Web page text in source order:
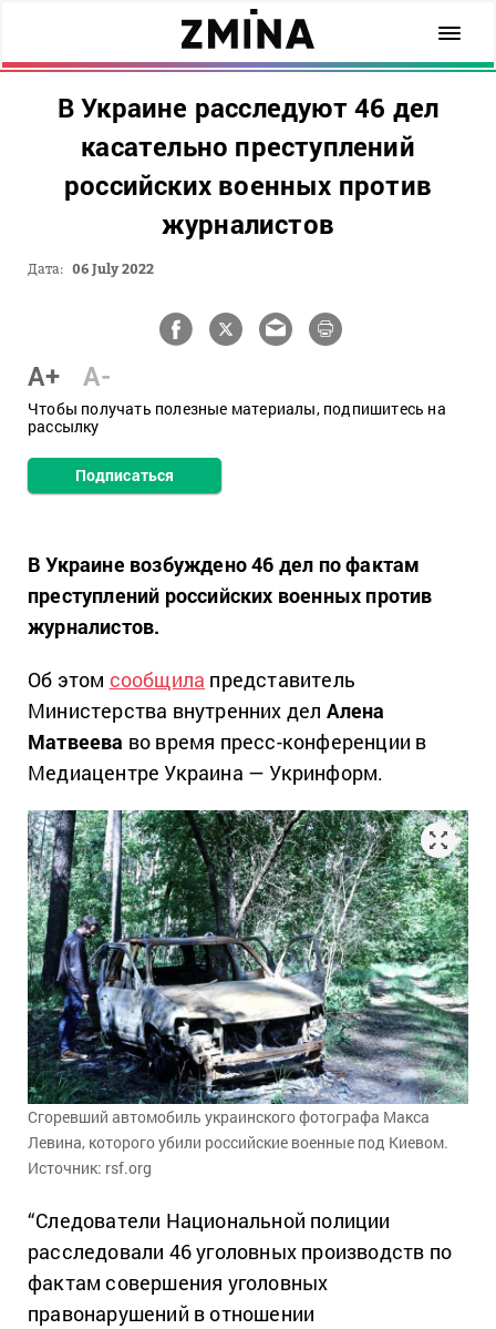
В Украине расследуют 46 дел
касательно преступлений
российских военных против
журналистов
Дата: 06 July 2022
A+ A-
Чтобы получать полезные материалы, подпишитесь на
рассылку
Подписаться
В Украине возбуждено 46 дел по фактам
преступлений российских военных против
журналистов.
Об этом сообщила представитель
Министерства внутренних дел Алена
Матвеева во время пресс-конференции в
Медиацентре Украина — Укринформ.
Сгоревший автомобиль украинского фотографа Макса
Левина, которого убили российские военные под Киевом.
Источник: rsf.org
“Следователи Национальной полиции
расследовали 46 уголовных производств по
фактам совершения уголовных
правонарушений в отношении